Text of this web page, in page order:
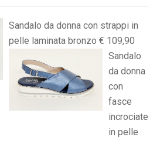
Sandalo da donna con strappi in
pelle laminata bronzo € 109,90
Sandalo
da donna
con
fasce
incrociate
in pelle